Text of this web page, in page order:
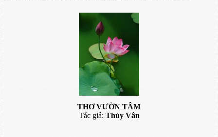
THƠ VƯỜN TÂM
Tác giả: Thúy Vân